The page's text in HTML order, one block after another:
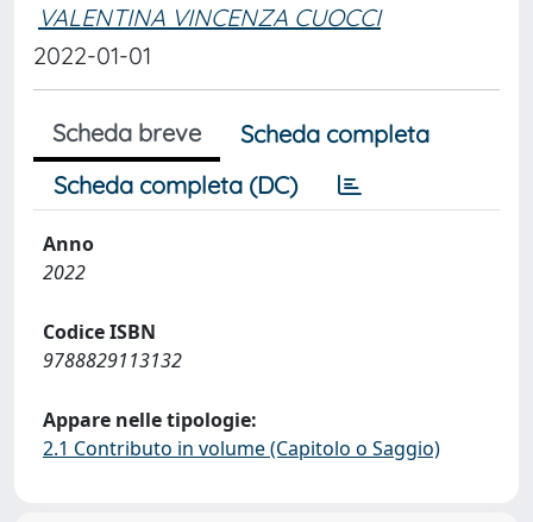
VALENTINA VINCENZA CUOCCI
2022-01-01
Scheda breve
Scheda completa
Scheda completa (DC)
Anno
2022
Codice ISBN
9788829113132
Appare nelle tipologie:
2.1 Contributo in volume (Capitolo o Saggio)